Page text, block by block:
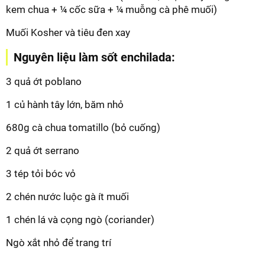
kem chua + ¼ cốc sữa + ¼ muỗng cà phê muối)
Muối Kosher và tiêu đen xay
Nguyên liệu làm sốt enchilada:
3 quả ớt poblano
1 củ hành tây lớn, băm nhỏ
680g cà chua tomatillo (bỏ cuống)
2 quả ớt serrano
3 tép tỏi bóc vỏ
2 chén nước luộc gà ít muối
1 chén lá và cọng ngò (coriander)
Ngò xắt nhỏ để trang trí